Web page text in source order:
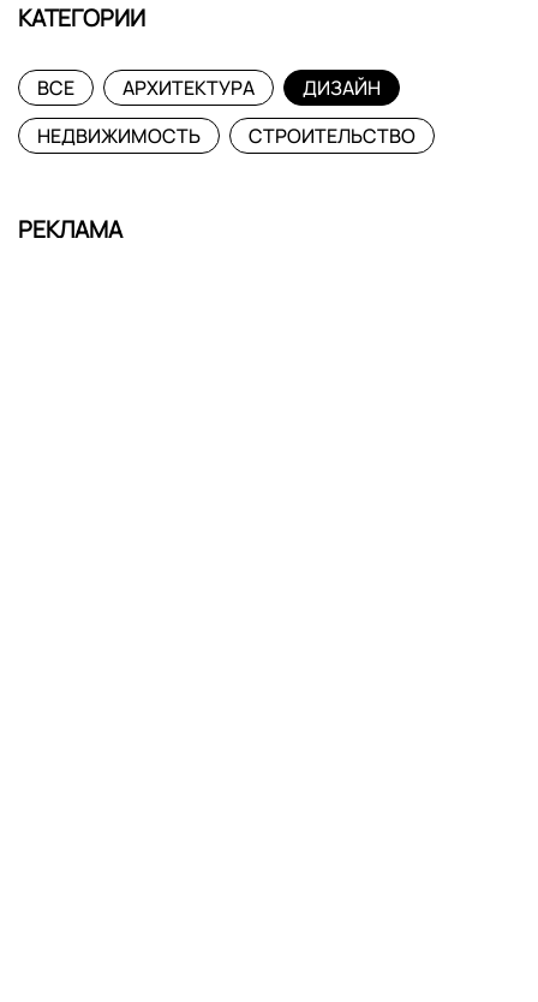
КАТЕГОРИИ
ВСЕ АРХИТЕКТУРА
ДИЗАЙН
НЕДВИЖИМОСТЬ
СТРОИТЕЛЬСТВО
РЕКЛАМА